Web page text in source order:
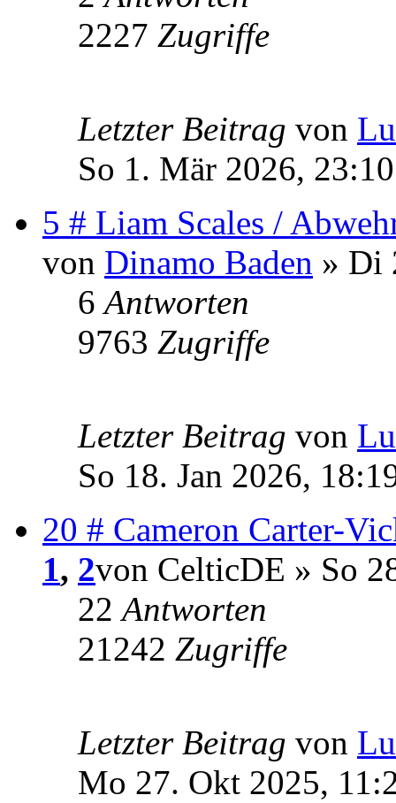
2227 Zugriffe
Letzter Beitrag von
So 1. Mär 2026, 23:10
5 # Liam Scales /
von Dinamo Baden » Di
6Antworten
9763 Zugriffe
Letzter Beitrag von
So 18. Jan 2026,
20 # Cameron Carter-
1, 2von CelticDE » So
22Antworten
21242 Zugriffe
Letzter Beitrag von
Mo 27. Okt 2025,